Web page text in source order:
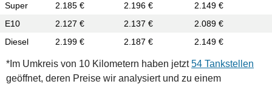
Super
2.185 € 2.196 €
2.149 €
E10
2.127 € 2.137 €
2.089 €
Diesel
2.199 € 2.187 € 2.149 €
*Im Umkreis von 10 Kilometern haben jetzt54 Tankstellen
geöffnet, deren Preise wir analysiert und zu einem